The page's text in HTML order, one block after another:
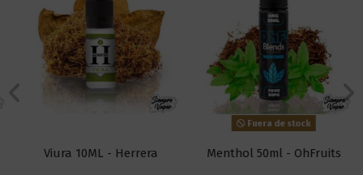
Viura 10ML - Herrera
Fuera de stock
Menthol 50ml - OhFruits